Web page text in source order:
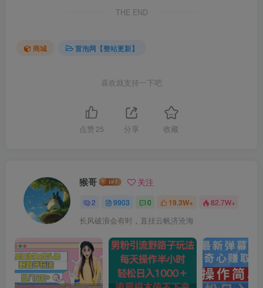
THE END
商城 冒泡网【整站更新】
喜欢就支持一下吧
点赞 25 分享 收藏
猴哥 关注
2 9903 0 19.3W+ 82.7W+
长风破浪会有时，直挂云帆济沧海